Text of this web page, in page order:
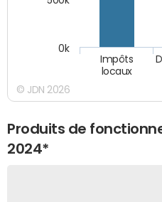
Impôts
locaux
0k
© JDN 2026
Produits de
2024*